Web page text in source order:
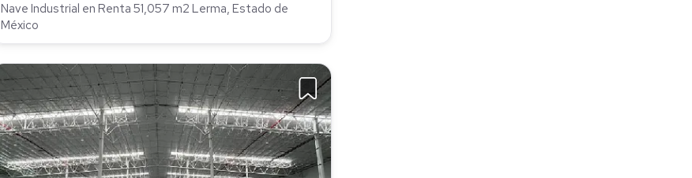
Nave Industrial en Renta 51,057 m2 Lerma, Estado de
México